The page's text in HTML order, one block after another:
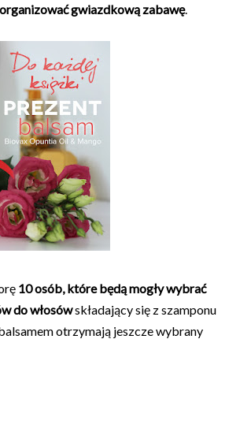
gwiazdkową zabawę.
10 osób, które będą mogły wybrać
do włosówskładający się z szamponu
otrzymają jeszcze wybrany